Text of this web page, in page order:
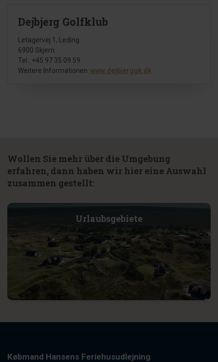
Dejbjerg Golfklub
Letagervej 1, Leding
6900 Skjern
Tel.: +45 97 35 09 59
Weitere Informationen: www.dejbjerggk.dk
Wollen Sie mehr über die Umgebung
erfahren, dann haben wir hier eine Auswahl
zusammen gestellt:
Urlaubsgebiete
Købmand Hansens Feriehusudlejning